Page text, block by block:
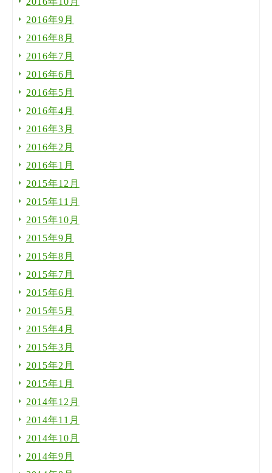
2016年9月
2016年8月
2016年7月
2016年6月
2016年5月
2016年4月
2016年3月
2016年2月
2016年1月
2015年12月
2015年11月
2015年10月
2015年9月
2015年8月
2015年7月
2015年6月
2015年5月
2015年4月
2015年3月
2015年2月
2015年1月
2014年12月
2014年11月
2014年10月
2014年9月